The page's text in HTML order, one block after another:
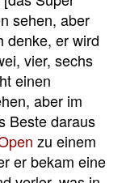
sehen, aber
denke, er wird
vier, sechs
einen
aber im
Beste daraus
zu einem
er bekam eine